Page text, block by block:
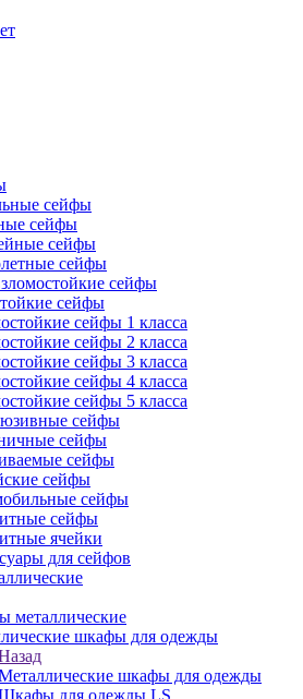
сейфы
сейфы
сейфы
сейфы
сейфы
сейфы
сейфы 1 класса
сейфы 2 класса
сейфы 3 класса
сейфы 4 класса
сейфы 5 класса
сейфы
сейфы
сейфы
сейфы
сейфы
сейфы
ячейки
для сейфов
металлические
шкафы для одежды
шкафы для одежды
для одежды LS